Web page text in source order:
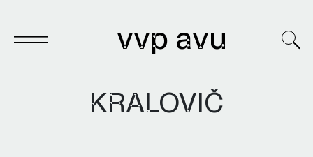
vvp avu
KRALOVIČ